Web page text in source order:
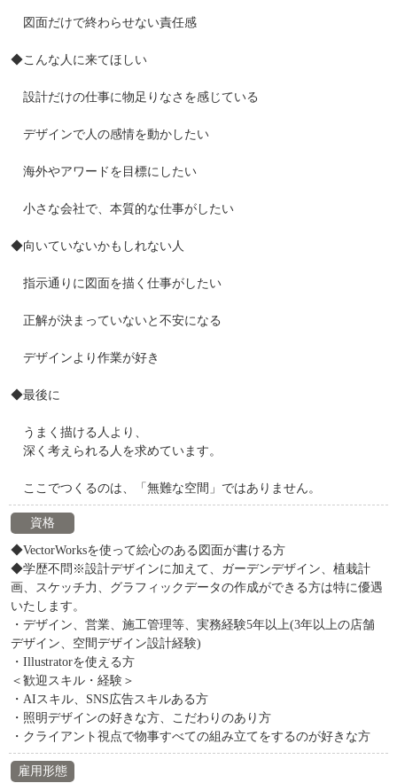
図面だけで終わらせない責任感
◆こんな人に来てほしい
設計だけの仕事に物足りなさを感じている
デザインで人の感情を動かしたい
海外やアワードを目標にしたい
小さな会社で、本質的な仕事がしたい
◆向いていないかもしれない人
指示通りに図面を描く仕事がしたい
正解が決まっていないと不安になる
デザインより作業が好き
◆最後に
うまく描ける人より、
深く考えられる人を求めています。
ここでつくるのは、「無難な空間」ではありません。
資格
◆VectorWorksを使って絵心のある図面が書ける方
◆学歴不問※設計デザインに加えて、ガーデンデザイン、植栽計
画、スケッチ力、グラフィックデータの作成ができる方は特に優遇
いたします。
・デザイン、営業、施工管理等、実務経験5年以上(3年以上の店舗
デザイン、空間デザイン設計経験)
・Illustratorを使える方
＜歓迎スキル・経験＞
・AIスキル、SNS広告スキルある方
・照明デザインの好きな方、こだわりのあり方
・クライアント視点で物事すべての組み立てをするのが好きな方
雇用形態